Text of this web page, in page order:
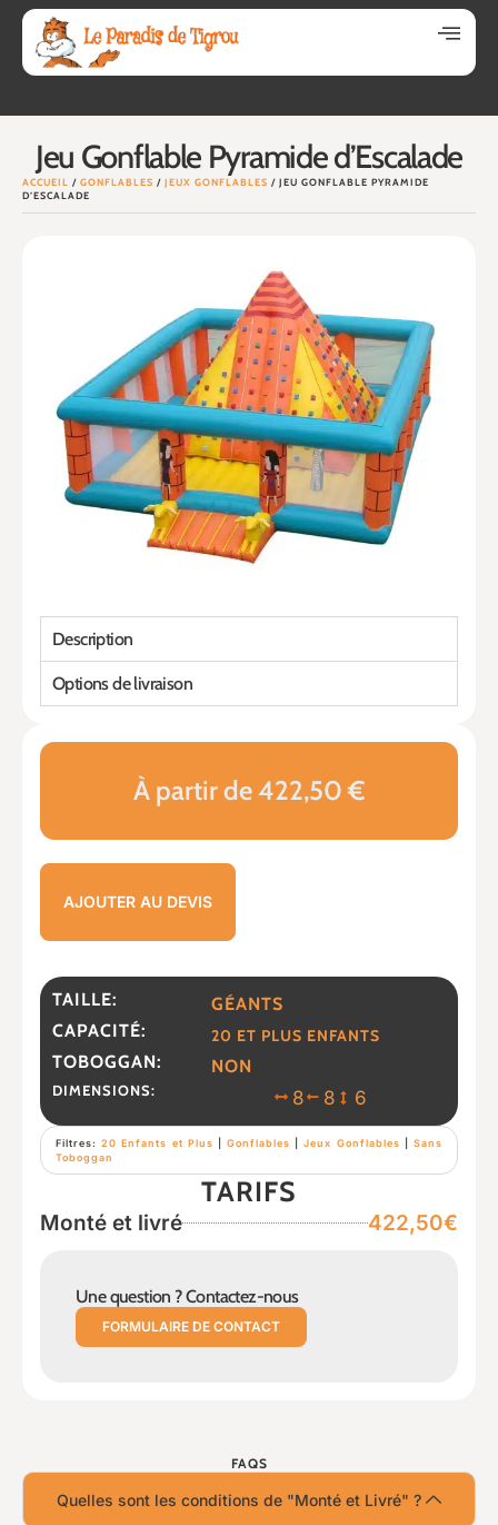
Jeu Gonflable Pyramide d’Escalade
ACCUEIL / GONFLABLES / JEUX GONFLABLES / JEU GONFLABLE PYRAMIDE
D’ESCALADE
À partir de 422,50 €
AJOUTER AU DEVIS
TAILLE:
GÉANTS
CAPACITÉ:
20 ET PLUS ENFANTS
TOBOGGAN: NON
DIMENSIONS: 8 8 6
Filtres:20 Enfants et Plus |Gonflables |Jeux Gonflables |Sans
Toboggan
TARIFS
Monté et livré 422,50€
Une question ? Contactez-nous
FORMULAIRE DE CONTACT
Description
Options de livraison
FAQS
Quelles sont les conditions de "Monté et Livré" ?